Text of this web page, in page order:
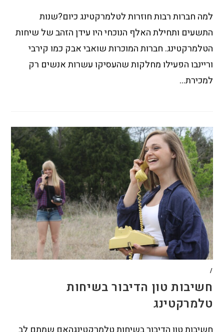
למה חברות רבות חוזרות לטלמרקטינג כיום?שנות
התשעים ותחילת האלף הנוכחי היו עידן הזהב של שיחות
הטלמרקטינג. חברות המוכרות שואבי אבק כמו קירבי
וריינבו הפעילו מחלקות שהעסיקו עשרות אנשים רק
למכירת…
/
חשיבות טון הדיבור בשיחות
טלמרקטינג